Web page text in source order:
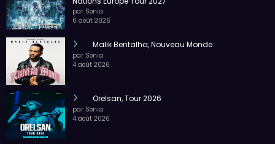
par Sonia
7 août 2026
PE : De retour avec une vie de tous les jours en
équilibre
par Sonia
Megadeth – Breakout, Hibernation Of The
Nations Europe Tour 2027
par Sonia